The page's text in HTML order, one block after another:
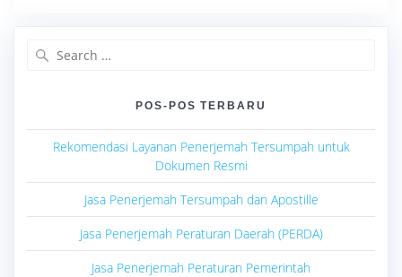
POS-POS TERBARU
Rekomendasi Layanan Penerjemah Tersumpah untuk
Dokumen Resmi
Jasa Penerjemah Tersumpah dan Apostille
Jasa Penerjemah Peraturan Daerah (PERDA)
Jasa Penerjemah Peraturan Pemerintah